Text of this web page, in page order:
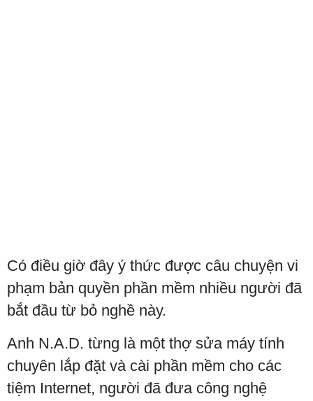
Có điều giờ đây ý thức được câu chuyện vi
phạm bản quyền phần mềm nhiều người đã
bắt đầu từ bỏ nghề này.
Anh N.A.D. từng là một thợ sửa máy tính
chuyên lắp đặt và cài phần mềm cho các
tiệm Internet, người đã đưa công nghệ